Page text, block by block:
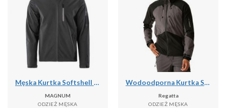
Męska Kurtka Softshell 2.0 Deer
MAGNUM
ODZIEŻ MĘSKA
Wodoodporna Kurtka Stretch Shell Dla Dorosłych Unisex
Regatta
ODZIEŻ MĘSKA